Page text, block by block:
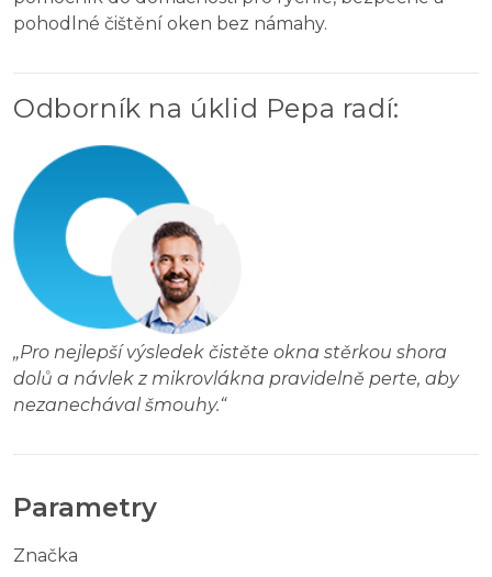
pohodlné čištění oken bez námahy.
Odborník na úklid Pepa radí:
„Pro nejlepší výsledek čistěte okna stěrkou shora
dolů a návlek z mikrovlákna pravidelně perte, aby
nezanechával šmouhy.“
Parametry
Značka